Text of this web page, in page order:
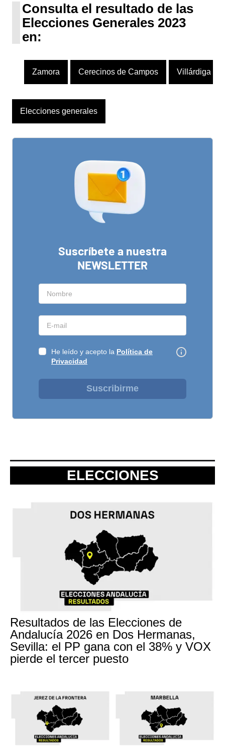
Consulta el resultado de las
Elecciones Generales 2023
en:
Zamora Cerecinos de Campos Villárdiga
Elecciones generales
Suscríbete a nuestra
NEWSLETTER
He leído y acepto la Política de
Privacidad
Suscribirme
ELECCIONES
Resultados de las Elecciones de
Andalucía 2026 en Dos Hermanas,
Sevilla: el PP gana con el 38% y VOX
pierde el tercer puesto